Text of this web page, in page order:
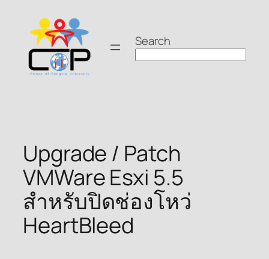
content
Search
Upgrade / Patch
VMWare Esxi 5.5
สำหรับปิดช่องโหว่
HeartBleed